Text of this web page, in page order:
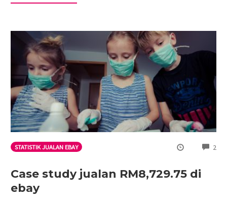
STATISTIK JUALAN EBAY 2
Case study jualan RM8,729.75 di
ebay